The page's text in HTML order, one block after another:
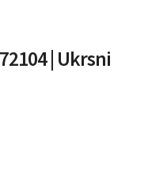
| Ukrsni